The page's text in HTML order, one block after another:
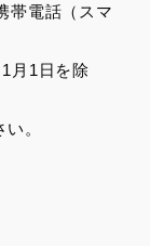
帯電話（スマ
月1日を除
。